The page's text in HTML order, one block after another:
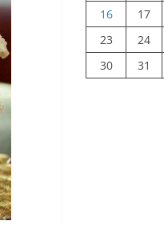
16
17
23
24
30
31